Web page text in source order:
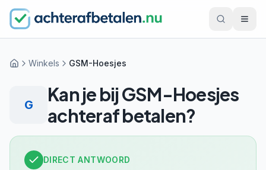
HomeWinkels GSM-Hoesjes
G Kan je bijGSM-Hoesjes
achteraf betalen?
DIRECT ANTWOORD